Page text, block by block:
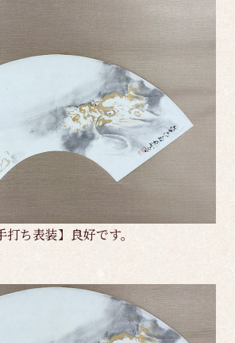
ち表装】良好です。